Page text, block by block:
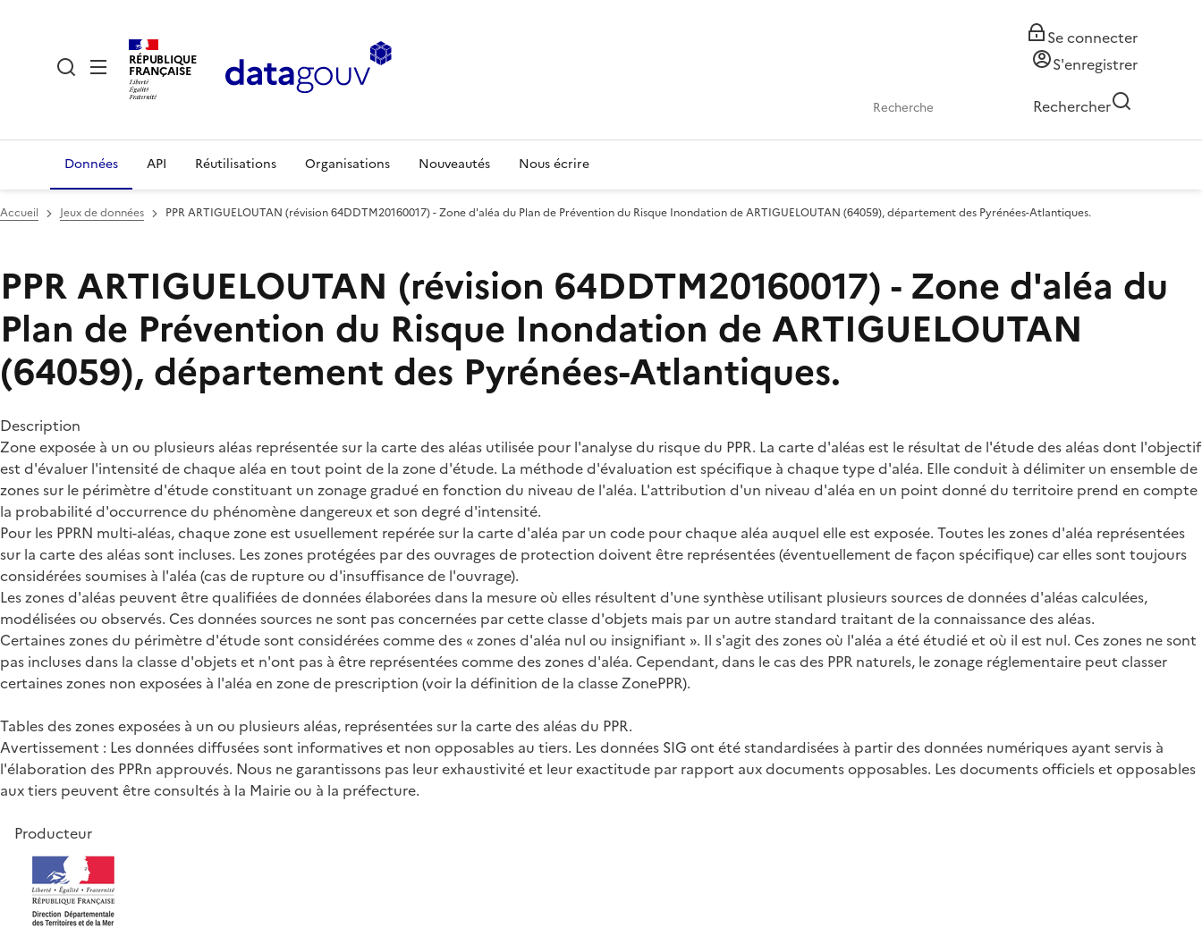
RÉPUBLIQUE
FRANÇAISE
Se connecter
S'enregistrer
Rechercher
Données API Réutilisations Organisations Nouveautés Nous écrire
Accueil Jeux de données PPR ARTIGUELOUTAN (révision 64DDTM20160017) - Zone d'aléa du Plan de Prévention du Risque Inondation de ARTIGUELOUTAN (64059), département des Pyrénées-Atlantiques.
PPR ARTIGUELOUTAN (révision 64DDTM20160017) - Zone d'aléa du
Plan de Prévention du Risque Inondation de ARTIGUELOUTAN
(64059), département des Pyrénées-Atlantiques.
Description
Zone exposée à un ou plusieurs aléas représentée sur la carte des aléas utilisée pour l'analyse du risque du PPR. La carte d'aléas est le résultat de l'étude des aléas dont l'objectif
est d'évaluer l'intensité de chaque aléa en tout point de la zone d'étude. La méthode d'évaluation est spécifique à chaque type d'aléa. Elle conduit à délimiter un ensemble de
zones sur le périmètre d'étude constituant un zonage gradué en fonction du niveau de l'aléa. L'attribution d'un niveau d'aléa en un point donné du territoire prend en compte
la probabilité d'occurrence du phénomène dangereux et son degré d'intensité.
Pour les PPRN multi-aléas, chaque zone est usuellement repérée sur la carte d'aléa par un code pour chaque aléa auquel elle est exposée. Toutes les zones d'aléa représentées
sur la carte des aléas sont incluses. Les zones protégées par des ouvrages de protection doivent être représentées (éventuellement de façon spécifique) car elles sont toujours
considérées soumises à l'aléa (cas de rupture ou d'insuffisance de l'ouvrage).
Les zones d'aléas peuvent être qualifiées de données élaborées dans la mesure où elles résultent d'une synthèse utilisant plusieurs sources de données d'aléas calculées,
modélisées ou observés. Ces données sources ne sont pas concernées par cette classe d'objets mais par un autre standard traitant de la connaissance des aléas.
Certaines zones du périmètre d'étude sont considérées comme des « zones d'aléa nul ou insignifiant ». Il s'agit des zones où l'aléa a été étudié et où il est nul. Ces zones ne sont
pas incluses dans la classe d'objets et n'ont pas à être représentées comme des zones d'aléa. Cependant, dans le cas des PPR naturels, le zonage réglementaire peut classer
certaines zones non exposées à l'aléa en zone de prescription (voir la définition de la classe ZonePPR).
Tables des zones exposées à un ou plusieurs aléas, représentées sur la carte des aléas du PPR.
Avertissement : Les données diffusées sont informatives et non opposables au tiers. Les données SIG ont été standardisées à partir des données numériques ayant servis à
l'élaboration des PPRn approuvés. Nous ne garantissons pas leur exhaustivité et leur exactitude par rapport aux documents opposables. Les documents officiels et opposables
aux tiers peuvent être consultés à la Mairie ou à la préfecture.
Producteur